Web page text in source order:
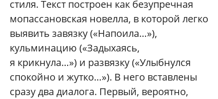
стиля. Текст построен как безупречная
мопассановская новелла, в которой легко
выявить завязку («Напоила…»),
кульминацию («Задыхаясь,
я крикнула…») и развязку («Улыбнулся
спокойно и жутко…»). В него вставлены
сразу два диалога. Первый, вероятно,